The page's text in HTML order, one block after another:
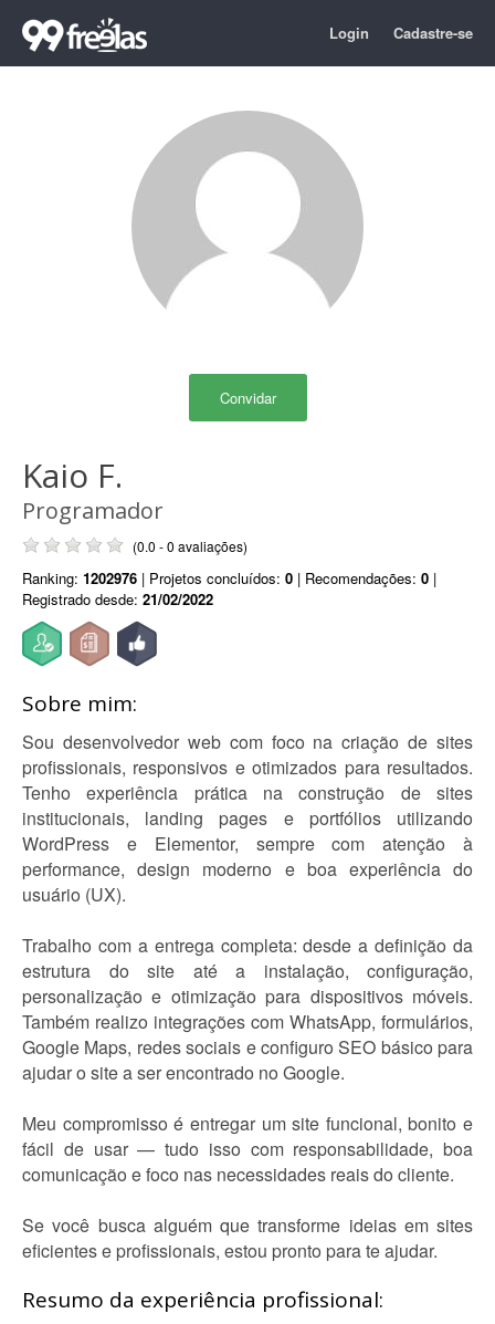
Login Cadastre-se
Convidar
Kaio F.
Programador
(0.0 - 0 avaliações)
Ranking: 1202976 | Projetos concluídos: 0 | Recomendações: 0 |
Registrado desde: 21/02/2022
Sobre mim:
Sou desenvolvedor web com foco na criação de sites
profissionais, responsivos e otimizados para resultados.
Tenho experiência prática na construção de sites
institucionais, landing pages e portfólios utilizando
WordPress e Elementor, sempre com atenção à
performance, design moderno e boa experiência do
usuário (UX).
Trabalho com a entrega completa: desde a definição da
estrutura do site até a instalação, configuração,
personalização e otimização para dispositivos móveis.
Também realizo integrações com WhatsApp, formulários,
Google Maps, redes sociais e configuro SEO básico para
ajudar o site a ser encontrado no Google.
Meu compromisso é entregar um site funcional, bonito e
fácil de usar — tudo isso com responsabilidade, boa
comunicação e foco nas necessidades reais do cliente.
Se você busca alguém que transforme ideias em sites
eficientes e profissionais, estou pronto para te ajudar.
Resumo da experiência profissional: